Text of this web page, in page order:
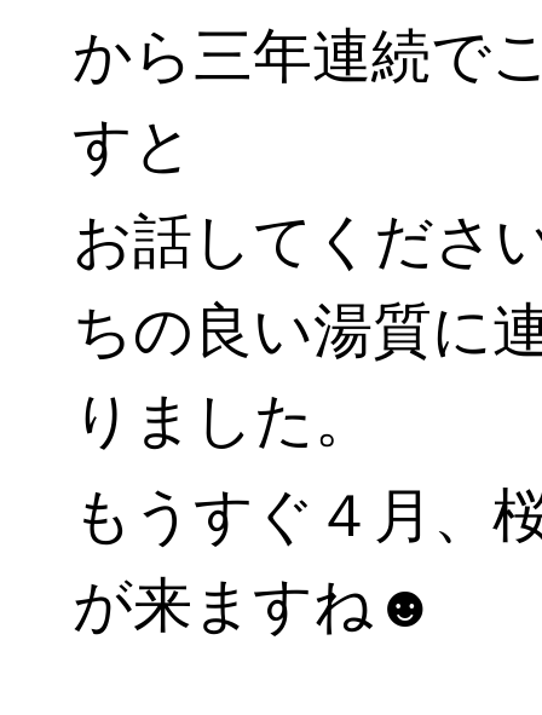
から三年連続で
すと
お話してくださ
ちの良い湯質に
りました。
もうすぐ４月、
が来ますね☻